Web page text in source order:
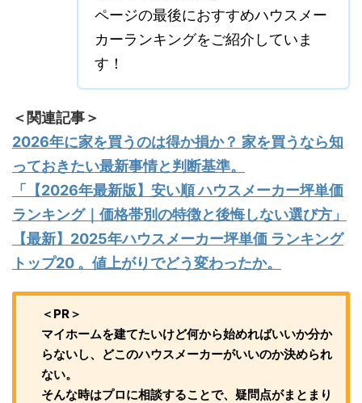
ページの最後におすすめハウスメー
カーランキングをご紹介していま
す！
＜関連記事＞
2026年に家を買うのは得か損か？ 家を買うなら知
っておきたい最新事情と判断基準。
「【2026年最新版】安い順 ハウスメーカー坪単価
ランキング｜価格帯別の特徴と後悔しない選び方」
【最新】2025年ハウスメーカー坪単価 ランキング
トップ20 。値上がりでどう変わったか。
＜PR＞
マイホームを建てたいけど何から始めればいいか分か
らないし、どこのハウスメーカーがいいのか決められ
ない。
そんな時はプロに相談することで、疑問点がまとまり